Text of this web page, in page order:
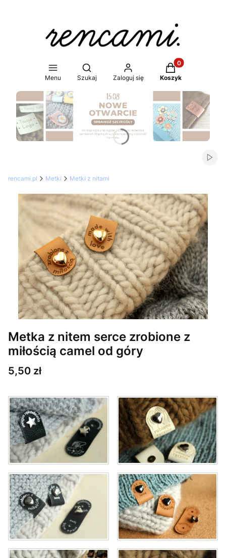
Menu
Otwórz wyszukiwarkę
Szukaj Zaloguj się
Produkty w
Koszyk
Naciśnij Enter lub spację, aby otworzyć stronę.
rencami.pl Metki Metki z nitami
Metka z nitem serce zrobione z
miłością camel od góry
Cena
5,50 zł